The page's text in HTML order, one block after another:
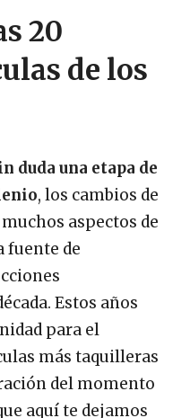
20
de los
duda una etapa de
, los cambios de
aspectos de
fuente de
Estos años
para el
más taquilleras
del momento
aquí te dejamos